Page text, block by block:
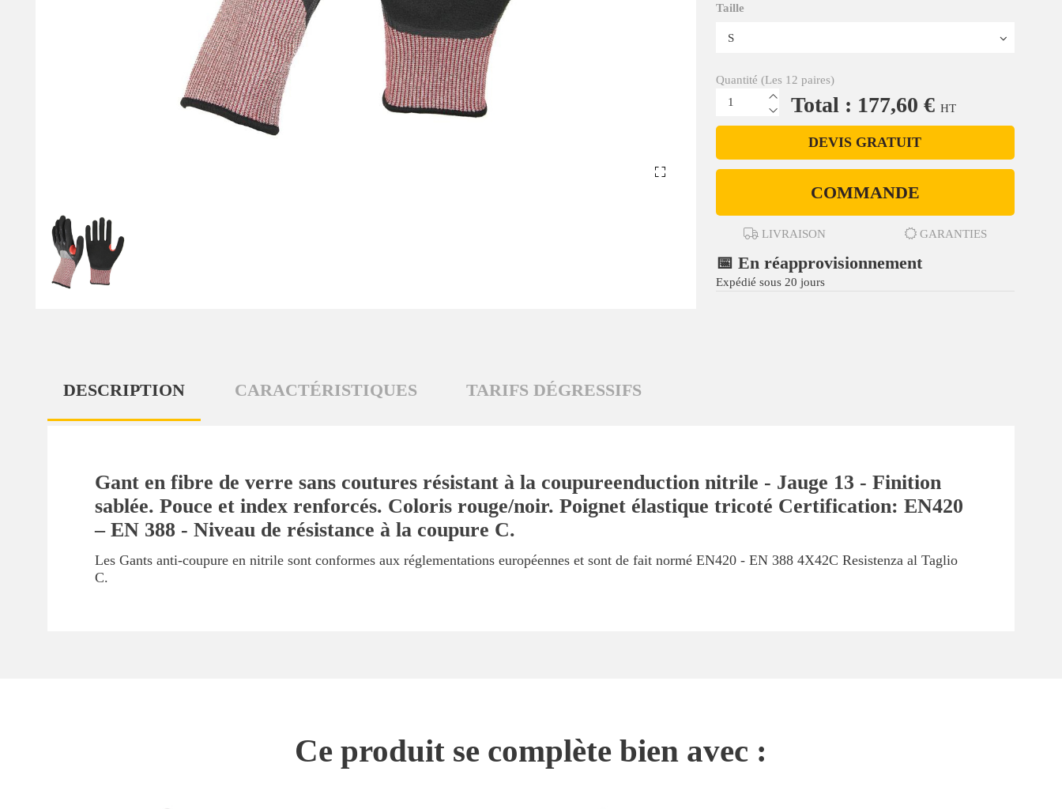
Taille
Quantité (Les 12 paires)
Total : 177,60 € HT
DEVIS GRATUIT
COMMANDE
LIVRAISON GARANTIES
📅 En réapprovisionnement
Expédié sous 20 jours
DESCRIPTION CARACTÉRISTIQUES TARIFS DÉGRESSIFS
Gant en fibre de verre sans coutures résistant à la coupureenduction nitrile - Jauge 13 - Finition
sablée. Pouce et index renforcés. Coloris rouge/noir. Poignet élastique tricoté Certification: EN420
– EN 388 - Niveau de résistance à la coupure C.
Les Gants anti-coupure en nitrile sont conformes aux réglementations européennes et sont de fait normé EN420 - EN 388 4X42C Resistenza al Taglio
C.
Ce produit se complète bien avec :